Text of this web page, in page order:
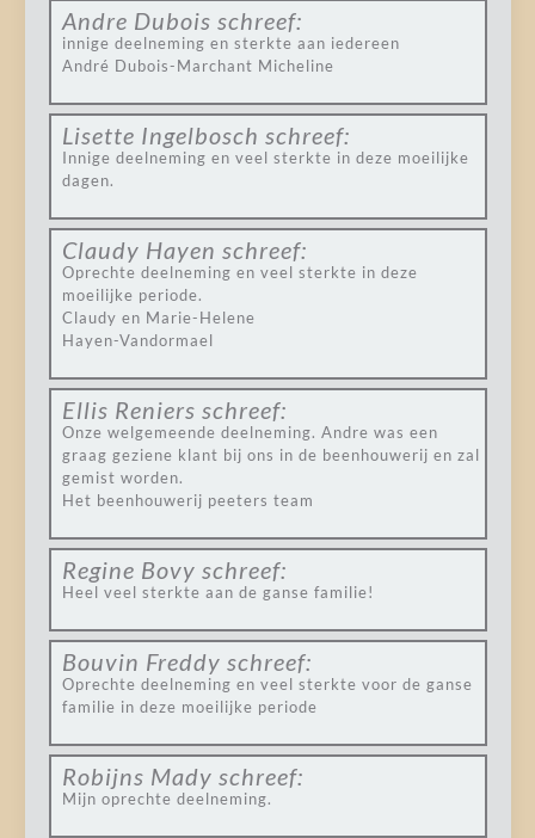
Andre Dubois schreef:
innige deelneming en sterkte aan iedereen
André Dubois-Marchant Micheline
Lisette Ingelbosch schreef:
Innige deelneming en veel sterkte in deze moeilijke
dagen.
Claudy Hayen schreef:
Oprechte deelneming en veel sterkte in deze
moeilijke periode.
Claudy en Marie-Helene
Hayen-Vandormael
Ellis Reniers schreef:
Onze welgemeende deelneming. Andre was een
graag geziene klant bij ons in de beenhouwerij en zal
gemist worden.
Het beenhouwerij peeters team
Regine Bovy schreef:
Heel veel sterkte aan de ganse familie!
Bouvin Freddy schreef:
Oprechte deelneming en veel sterkte voor de ganse
familie in deze moeilijke periode
Robijns Mady schreef:
Mijn oprechte deelneming.